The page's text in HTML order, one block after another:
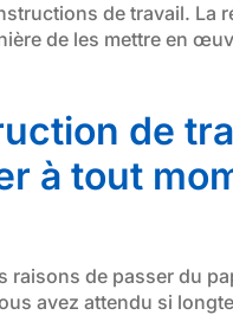
de travail.
de les mettre en
de
à tout
raisons de passer du
avez attendu si